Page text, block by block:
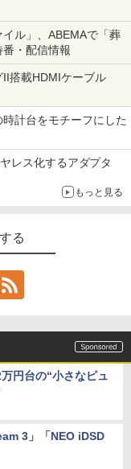
ル」、ABEMAで「葬
・配信情報
搭載HDMIケーブル
計台をモチーフにした
レス化するアダプタ
もっと見る
る
円台の“小さなピュ
3」「NEO iDSD